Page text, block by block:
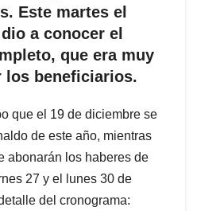
Este martes el
a conocer el
que era muy
los beneficiarios.
que el 19 de diciembre se
de este año, mientras
abonarán los haberes de
27 y el lunes 30 de
del cronograma: